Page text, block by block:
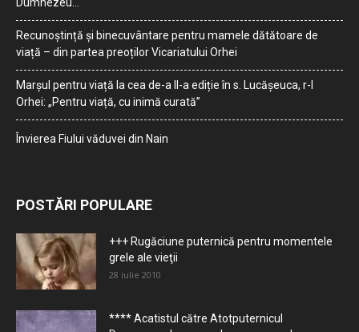
Dumnezeu…
Recunoștință și binecuvântare pentru mamele dătătoare de
viață – din partea preoților Vicariatului Orhei
Marșul pentru viață la cea de-a II-a ediție în s. Lucășeuca, r-l
Orhei: „Pentru viață, cu inimă curată”
Învierea Fiului văduvei din Nain
POSTĂRI POPULARE
+++ Rugăciune puternică pentru momentele
grele ale vieţii
28 iulie 2010
**** Acatistul către Atotputernicul